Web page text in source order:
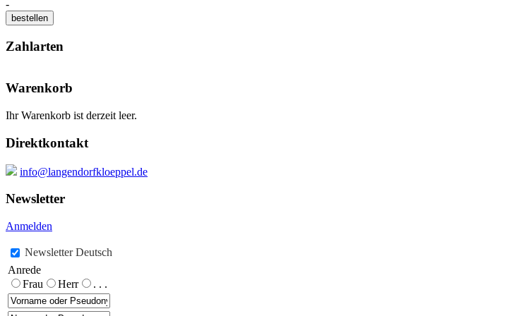
-
Zahlarten
Warenkorb
Ihr Warenkorb ist derzeit leer.
Direktkontakt
info@langendorfkloeppel.de
Newsletter
Anmelden
Newsletter Deutsch
Anrede
Frau
Herr . . .